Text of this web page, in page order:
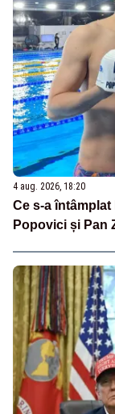
4 aug. 2026, 18:20
Ce s-a
Popovici și Pan